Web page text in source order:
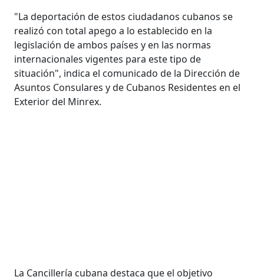
"La deportación de estos ciudadanos cubanos se
realizó con total apego a lo establecido en la
legislación de ambos países y en las normas
internacionales vigentes para este tipo de
situación", indica el comunicado de la Dirección de
Asuntos Consulares y de Cubanos Residentes en el
Exterior del Minrex.
La Cancillería cubana destaca que el objetivo